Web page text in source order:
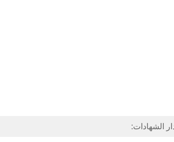
الشهادات: